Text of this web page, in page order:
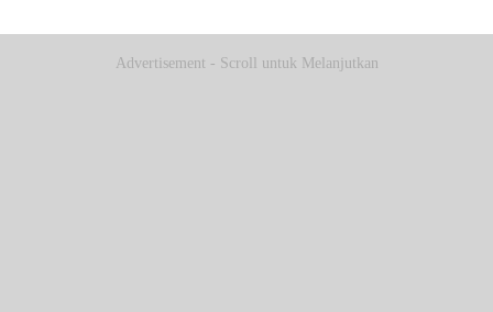
Advertisement - Scroll untuk Melanjutkan